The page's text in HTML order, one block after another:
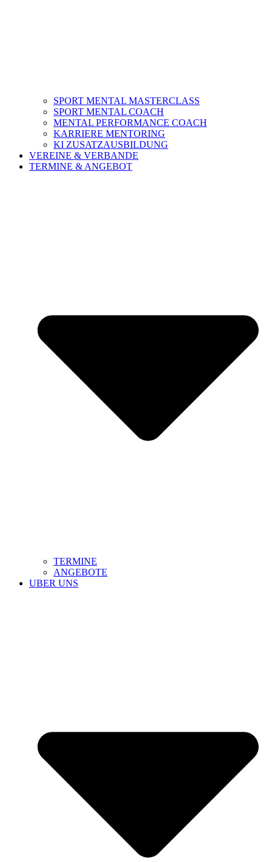
SPORT MENTAL MASTERCLASS
SPORT MENTAL COACH
MENTAL PERFORMANCE COACH
KARRIERE MENTORING
KI ZUSATZAUSBILDUNG
VEREINE & VERBANDE
TERMINE & ANGEBOT
TERMINE
ANGEBOTE
UBER UNS